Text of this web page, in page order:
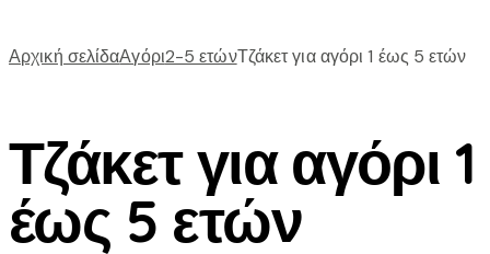
Αρχική σελίδαΑγόρι2-5 ετώνΤζάκετ για αγόρι 1 έως 5 ετών
Τζάκετ για αγόρι 1
έως 5 ετών